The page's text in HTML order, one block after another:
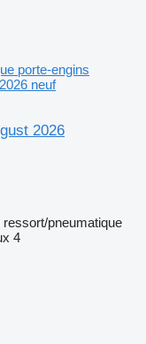
porte-engins
neuf
2026
ressort/pneumatique
4